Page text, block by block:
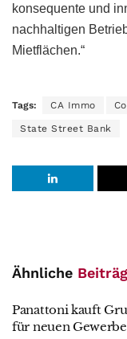
konsequente und
nachhaltigen
Mietflächen.“
Tags: CA Immo
State Street Bank
Ähnliche
Panattoni kauft
für neuen